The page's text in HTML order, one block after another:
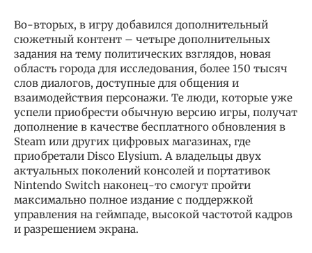
Во-вторых, в игру добавился дополнительный
сюжетный контент – четыре дополнительных
задания на тему политических взглядов, новая
область города для исследования, более 150 тысяч
слов диалогов, доступные для общения и
взаимодействия персонажи. Те люди, которые уже
успели приобрести обычную версию игры, получат
дополнение в качестве бесплатного обновления в
Steam или других цифровых магазинах, где
приобретали Disco Elysium. А владельцы двух
актуальных поколений консолей и портативок
Nintendo Switch наконец-то смогут пройти
максимально полное издание с поддержкой
управления на геймпаде, высокой частотой кадров
и разрешением экрана.